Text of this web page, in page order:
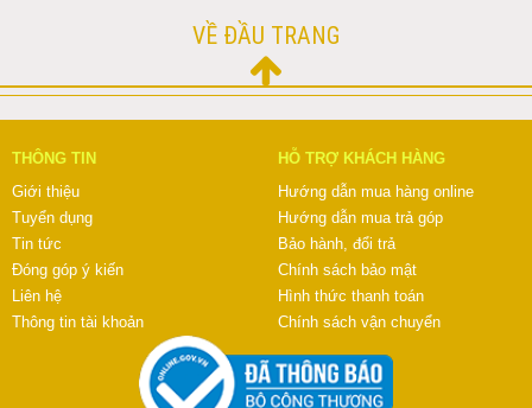
VỀ ĐẦU TRANG
THÔNG TIN
Giới thiệu
Tuyển dụng
Tin tức
Đóng góp ý kiến
Liên hệ
Thông tin tài khoản
HỖ TRỢ KHÁCH HÀNG
Hướng dẫn mua hàng online
Hướng dẫn mua trả góp
Bảo hành, đổi trả
Chính sách bảo mật
Hình thức thanh toán
Chính sách vận chuyển